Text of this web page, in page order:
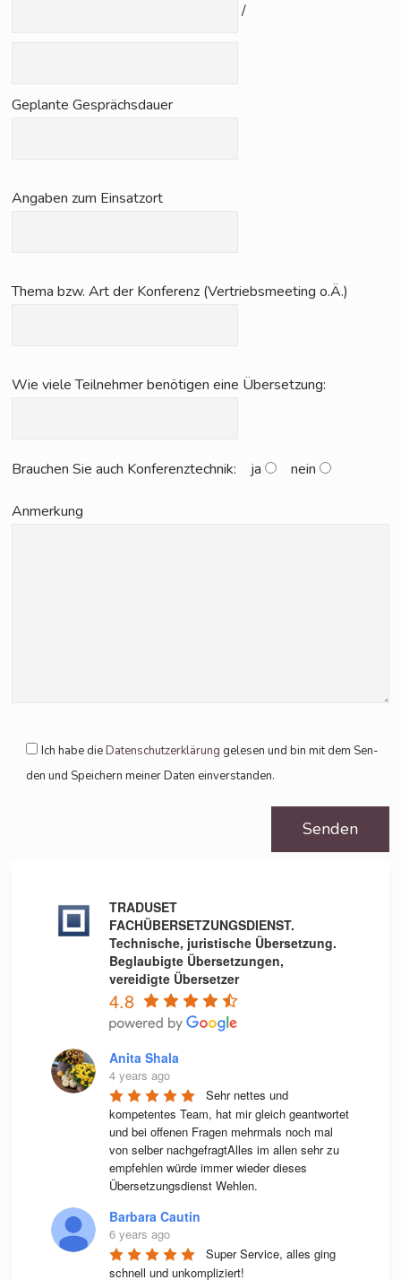
/
Geplan­te Gesprächsdauer
Anga­ben zum Einsatzort
The­ma bzw. Art der Kon­fe­renz (Ver­triebs­mee­ting o.Ä.)
Wie vie­le Teil­neh­mer benö­ti­gen eine Übersetzung:
Brau­chen Sie auch Kon­fe­renz­tech­nik: ja nein
Anmer­kung
Ich habe dieDaten­schutz­er­klä­rung gele­sen und bin mit dem Sen­
den und Spei­chern mei­ner Daten einverstanden.
TRADUSET
FACHÜBERSETZUNGSDIENST.
Technische, juristische Übersetzung.
Beglaubigte Übersetzungen,
vereidigte Übersetzer
4.8
Anita Shala
4 years ago
Sehr nettes und
kompetentes Team, hat mir gleich geantwortet
und bei offenen Fragen mehrmals noch mal
von selber nachgefragtAlles im allen sehr zu
empfehlen würde immer wieder dieses
Übersetzungsdienst Wehlen.
Barbara Cautin
6 years ago
Super Service, alles ging
schnell und unkompliziert!